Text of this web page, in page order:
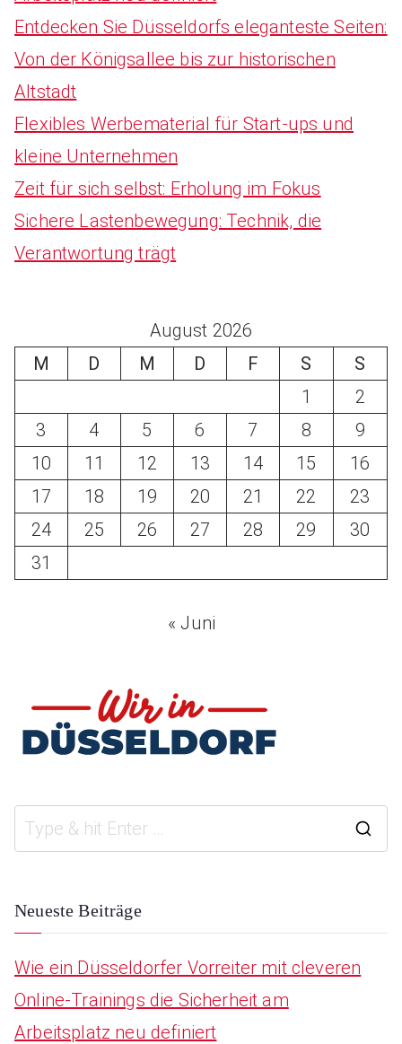
Entdecken Sie Düsseldorfs eleganteste Seiten:
Von der Königsallee bis zur historischen
Altstadt
Flexibles Werbematerial für Start-ups und
kleine Unternehmen
Zeit für sich selbst: Erholung im Fokus
Sichere Lastenbewegung: Technik, die
Verantwortung trägt
August 2026
M
D M D F S
S
1
2
3
4 5 6 7 8
9
10
11 12 13 14 15
16
17
18 19 20 21 22
23
24
25 26 27 28 29
30
31
« Juni
r
Neueste Beiträge
Wie ein Düsseldorfer Vorreiter mit cleveren
Online-Trainings die Sicherheit am
Arbeitsplatz neu definiert